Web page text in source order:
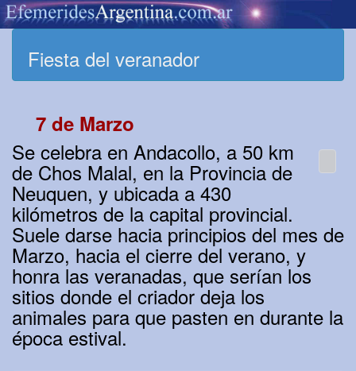
Fiesta del veranador
7 de Marzo
Se celebra en Andacollo, a 50 km
de Chos Malal, en la Provincia de
Neuquen, y ubicada a 430
kilómetros de la capital provincial.
Suele darse hacia principios del mes de
Marzo, hacia el cierre del verano, y
honra las veranadas, que serían los
sitios donde el criador deja los
animales para que pasten en durante la
época estival.